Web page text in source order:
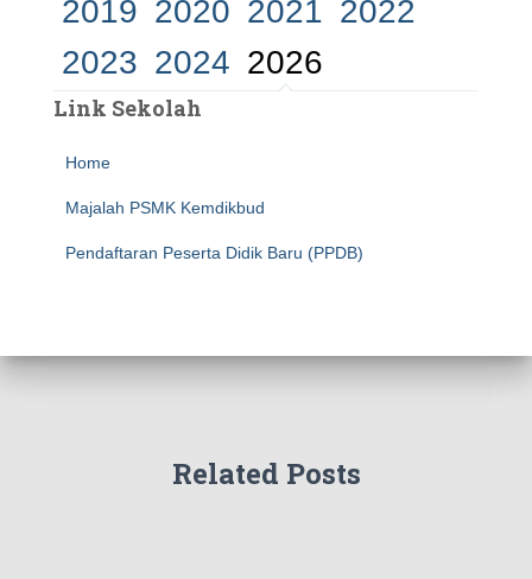
2019 2020 2021 2022
2023 2024 2026
Link Sekolah
Home
Majalah PSMK Kemdikbud
Pendaftaran Peserta Didik Baru (PPDB)
Related Posts